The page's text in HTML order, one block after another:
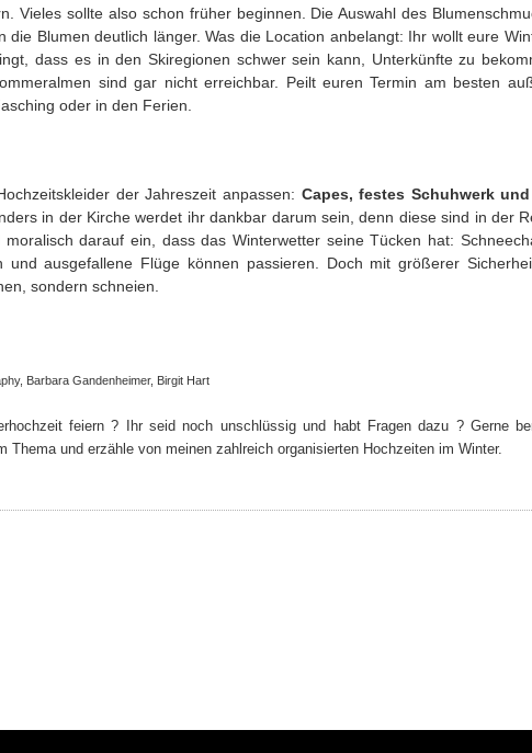
Vieles sollte also schon früher beginnen. Die Auswahl des
die Blumen deutlich länger. Was die Location anbelangt: Ihr wollt eure
dass es in den Skiregionen schwer sein kann, Unterkünfte zu
sind gar nicht erreichbar. Peilt euren Termin am besten
oder in den Ferien.
der Jahreszeit anpassen: Capes, festes Schuhwerk
in der Kirche werdet ihr dankbar darum sein, denn diese sind in der
darauf ein, dass das Winterwetter seine Tücken hat:
und ausgefallene Flüge können passieren. Doch mit größerer
sondern schneien.
, Barbara Gandenheimer, Birgit Hart
feiern ? Ihr seid noch unschlüssig und habt Fragen dazu ? Gerne
Thema und erzähle von meinen zahlreich organisierten Hochzeiten im Winter.